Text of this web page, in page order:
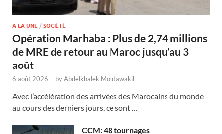
A LA UNE / SOCIÉTÉ
Opération Marhaba : Plus de 2,74 millions
de MRE de retour au Maroc jusqu’au 3
août
6 août 2026 - byAbdelkhalek Moutawakil
Avec l’accélération des arrivées des Marocains du monde
au cours des derniers jours, ce sont …
CCM: 48 tournages